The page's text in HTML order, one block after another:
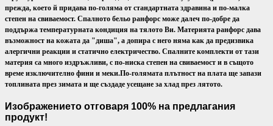
прежда, което й придава по-голяма от стандартната здравина и по-малка
степен на свиваемост. Спалното бельо ранфорс може далеч по-добре да
поддържа температурната кондиция на тялото Ви. Материята ранфорс дава
възможност на кожата да "диша", а допира с него няма как да предизвика
алергични реакции и статично електричество. Спалните комплекти от тази
материя са много издръжливи, с по-ниска степен на свиваемост и в същото
време изключително фини и меки.По-голямата плътност на плата ще запази
топлината през зимата и ще създаде усещане за хлад през лятото.
Изображението отговаря 100% на предлагания
продукт!